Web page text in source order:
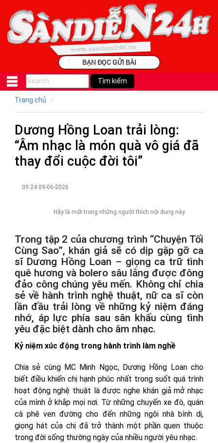
BẠN ĐỌC GỬI BÀI
Trang chủ
Dương Hồng Loan trải lòng:
“Âm nhạc là món quà vô giá đã
thay đổi cuộc đời tôi”
09:24 09-06-2026
Hãy là một trong những người thích nội dung này
Trong tập 2 của chương trình “Chuyện Tối
Cùng Sao”, khán giả sẽ có dịp gặp gỡ ca
sĩ Dương Hồng Loan – giọng ca trữ tình
quê hương và bolero sâu lắng được đông
đảo công chúng yêu mến. Không chỉ chia
sẻ về hành trình nghệ thuật, nữ ca sĩ còn
lần đầu trải lòng về những kỷ niệm đáng
nhớ, áp lực phía sau sân khấu cùng tình
yêu đặc biệt dành cho âm nhạc.
Kỷ niệm xúc động trong hành trình làm nghề
Chia sẻ cùng MC Minh Ngọc, Dương Hồng Loan cho
biết điều khiến chị hạnh phúc nhất trong suốt quá trình
hoạt động nghệ thuật là được nghe khán giả mở nhạc
của mình ở khắp mọi nơi. Từ những chuyến xe đò, quán
cà phê ven đường cho đến những ngôi nhà bình dị,
giọng hát của chị đã trở thành một phần quen thuộc
trong đời sống thường ngày của nhiều người yêu nhạc.